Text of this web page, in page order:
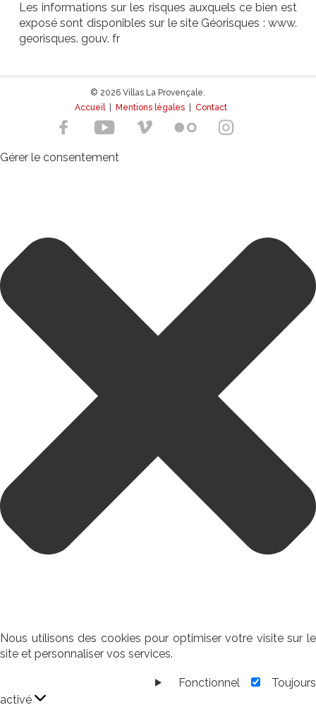
Les informations sur les risques auxquels ce bien est
exposé sont disponibles sur le site Géorisques : www.
georisques. gouv. fr
© 2026 Villas La Provençale.
Accueil| Mentions légales Contact
Gérer le consentement
Nous utilisons des cookies pour optimiser votre visite sur le
site et personnaliser vos services.
Fonctionnel
Toujours
activé